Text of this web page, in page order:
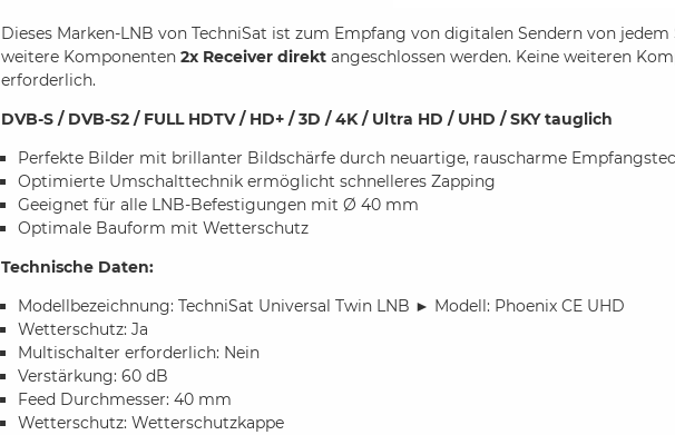
Dieses Marken-LNB von TechniSat ist zum Empfang von digitalen Sendern von
weitere Komponenten 2x Receiver direkt angeschlossen werden. Keine weiteren
erforderlich.
DVB-S / DVB-S2 / FULL HDTV / HD+ / 3D / 4K / Ultra HD / UHD / SKY tauglich
Perfekte Bilder mit brillanter Bildschärfe durch neuartige, rauscharme
Optimierte Umschalttechnik ermöglicht schnelleres Zapping
Geeignet für alle LNB-Befestigungen mit Ø 40 mm
Optimale Bauform mit Wetterschutz
Technische Daten:
Modellbezeichnung: TechniSat Universal Twin LNB ► Modell: Phoenix CE UHD
Wetterschutz: Ja
Multischalter erforderlich: Nein
Verstärkung: 60 dB
Feed Durchmesser: 40 mm
Wetterschutz: Wetterschutzkappe